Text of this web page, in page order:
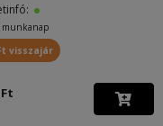
munkanap
visszajár